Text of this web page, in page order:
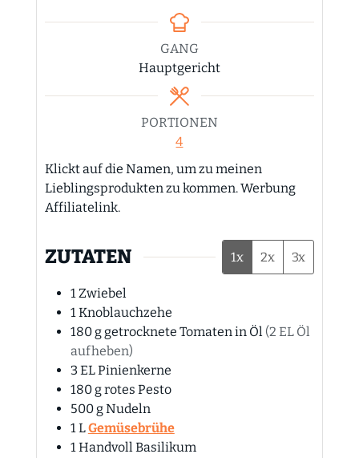
GANG
Hauptgericht
PORTIONEN
4
Klickt auf die Namen, um zu meinen
Lieblingsprodukten zu kommen. Werbung
Affiliatelink.
ZUTATEN 1x 2x 3x
1Zwiebel
1Knoblauchzehe
180ggetrocknete Tomaten in Öl (2 EL Öl
aufheben)
3 ELPinienkerne
180grotes Pesto
500gNudeln
1LGemüsebrühe
1Handvoll Basilikum